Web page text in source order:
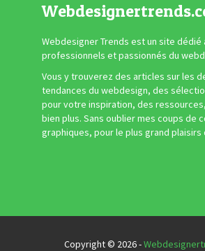
Webdesigner Trends est un site dédié
professionnels et passionnés du
Vous y trouverez des articles sur les
tendances du webdesign, des
pour votre inspiration, des
bien plus. Sans oublier mes coups de
graphiques, pour le plus grand plaisirs
Copyright © 2026 -